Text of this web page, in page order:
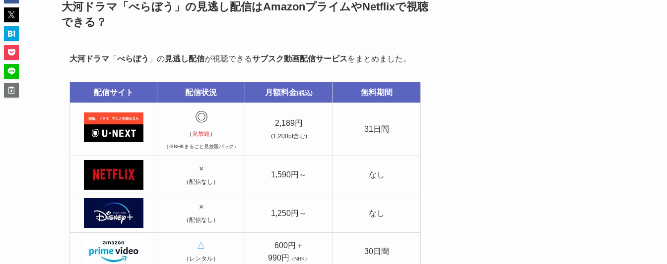
大河ドラマ「べらぼう」の見逃し配信はAmazonプライムやNetflixで視聴
できる？
大河ドラマ 「 べらぼう 」の見逃し配信が視聴できるサブスク動画配信サービスをまとめました。
配信サイト 配信状況 月額料金(税込) 無料期間
◎
（ 見放題 ）
（※NHKまるごと見放題パック）
2,189円
(1,200pt含む)
31日間
×
（配信なし）
1,590円～ なし
×
（配信なし）
1,250円～ なし
△
（レンタル）
600円＋
990円
（NHK）
30日間